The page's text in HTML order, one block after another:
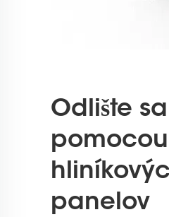
Odlište
panelov